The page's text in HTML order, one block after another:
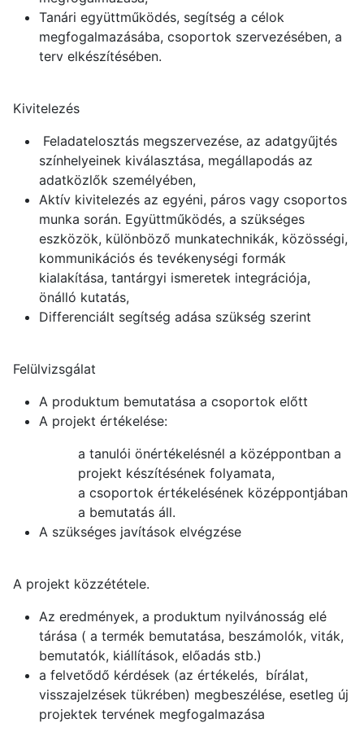
Tanári együttműködés, segítség a célok
megfogalmazásába, csoportok szervezésében, a
terv elkészítésében.
Kivitelezés
Feladatelosztás megszervezése, az adatgyűjtés
színhelyeinek kiválasztása, megállapodás az
adatközlők személyében,
Aktív kivitelezés az egyéni, páros vagy csoportos
munka során. Együttműködés, a szükséges
eszközök, különböző munkatechnikák, közösségi,
kommunikációs és tevékenységi formák
kialakítása, tantárgyi ismeretek integrációja,
önálló kutatás,
Differenciált segítség adása szükség szerint
Felülvizsgálat
A produktum bemutatása a csoportok előtt
A projekt értékelése:
a tanulói önértékelésnél a középpontban a
projekt készítésének folyamata,
a csoportok értékelésének középpontjában
a bemutatás áll.
A szükséges javítások elvégzése
A projekt közzététele.
Az eredmények, a produktum nyilvánosság elé
tárása ( a termék bemutatása, beszámolók, viták,
bemutatók, kiállítások, előadás stb.)
a felvetődő kérdések (az értékelés, bírálat,
visszajelzések tükrében) megbeszélése, esetleg új
projektek tervének megfogalmazása